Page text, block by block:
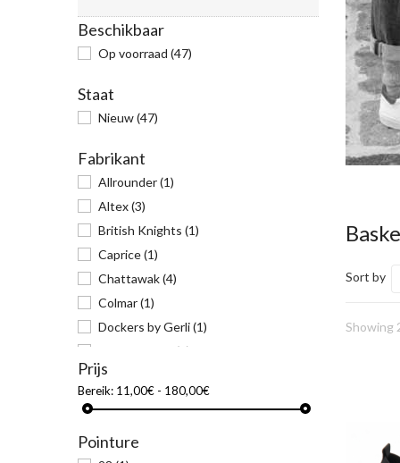
Beschikbaar
Op voorraad (47)
Staat
Nieuw(47)
Fabrikant
Allrounder(1)
Altex(3)
British Knights (1)
Caprice(1)
Chattawak(4)
Colmar(1)
Dockers by Gerli(1)
(2)
Högl
Jana(2)
Lévi's (1)
Prijs
Bereik: 11,00€ - 180,00€
Pointure
Sort by
Showing